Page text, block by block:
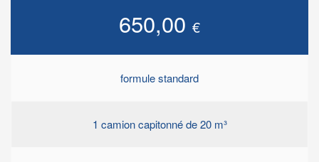
650,00 €
formule standard
1 camion capitonné de 20 m³